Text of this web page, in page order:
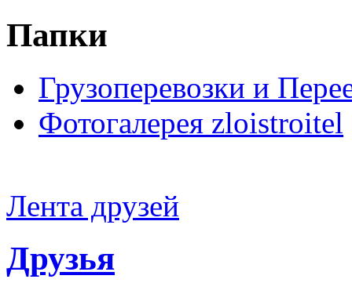
Папки
Грузоперевозки и
Фотогалерея zloistroitel
Лента друзей
Друзья